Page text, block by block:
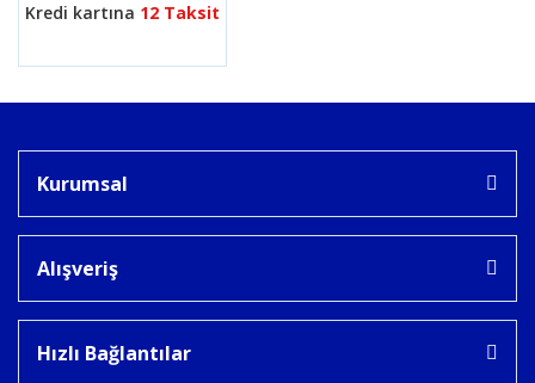
Kredi kartına 12 Taksit
Kurumsal
Alışveriş
Hızlı Bağlantılar